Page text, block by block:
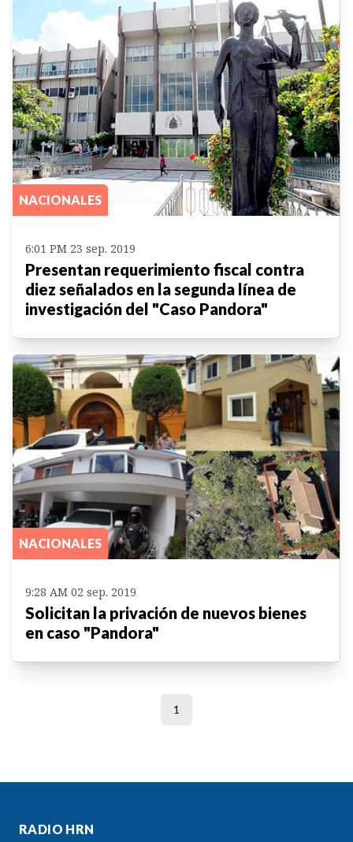
NACIONALES
6:01 PM 23 sep. 2019
Presentan requerimiento fiscal contra
diez señalados en la segunda línea de
investigación del "Caso Pandora"
NACIONALES
9:28 AM 02 sep. 2019
Solicitan la privación de nuevos bienes
en caso "Pandora"
1
RADIO HRN